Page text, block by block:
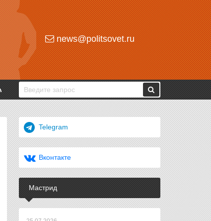
news@politsovet.ru
Telegram
Вконтакте
Мастрид